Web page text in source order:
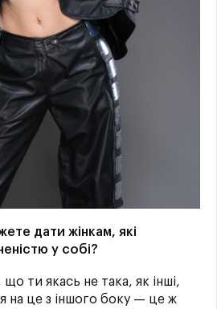
дати жінкам, які
у собі?
ти якась не така, як інші,
на це з іншого боку — це ж